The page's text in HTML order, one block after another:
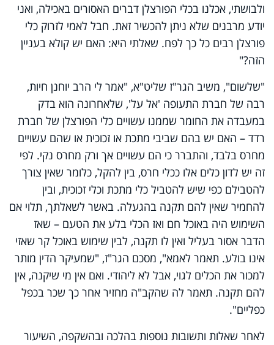
ולבושתי, אכלנו בכלי הפורצלן דברים האסורים באכילה, ואני
יודע מרבנים שלא ניתן להכשיר זאת. חבל לאמי לזרוק כלי
פורצלן רבים כל כך לפח. שאלתי היא: האם יש קולא בעניין
הזה?"
"שלשום", משיב הגר"ז שליט"א, "אמר לי הרב יוחנן חיות,
רבה של חברת התעופה 'אל על', שלאחרונה הוא בדק
במעבדה את החומר שממנו עשויים כלי הפורצלן של חברת
רדד – האם יש בהם שביבי מתכת או זכוכית או שהם עשויים
מחרס בלבד, והתברר כי הם עשויים אך ורק מחרס נקי. לפי
זה יש לדון כלים אלו ככלי חרס, בין להקל, כלומר שאין צורך
להטבילם כפי שיש להטביל כלי מתכת וכלי זכוכית, ובין
להחמיר שאין להם תקנה בהגעלה. באשר לשאלתך, תלוי אם
השימוש היה באוכל חם ואז הכלי בלע את הטעם – שאז
הדבר אסור בעליל ואין לו תקנה, לבין שימוש באוכל קר שאזי
אינו בולע. תאמר לאמא", מסכם הגר"ז, "שמעיקר הדין מותר
למכור את הכלים לגוי, אבל לא ליהודי. ואם אין מי שיקנה, אין
להם תקנה. תאמר לה שהקב"ה מחזיר אחר כך שכר בכפל
כפליים".
לאחר שאלות ותשובות נוספות בהלכה ובהשקפה, השיעור